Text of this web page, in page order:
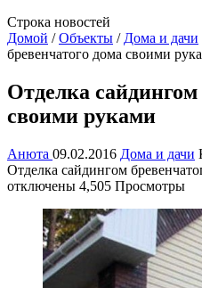
Строка новостей
Домой / Объекты / Дома и дачи
бревенчатого дома своими
Отделка сайдингом
своими руками
Анюта 09.02.2016 Дома и дачи
Отделка сайдингом
отключены 4,505 Просмотры